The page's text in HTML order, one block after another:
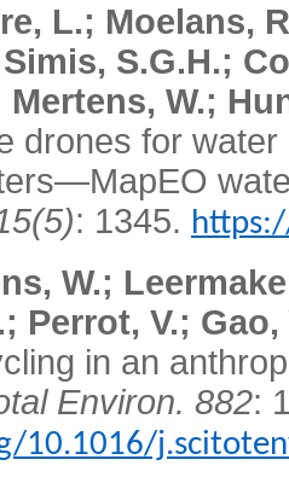
L.; Moelans,
S.G.H.;
W.;
drones for
: 1345.
W.;
Perrot, V.; Gao,
in an
Environ. 882:
10.1016/